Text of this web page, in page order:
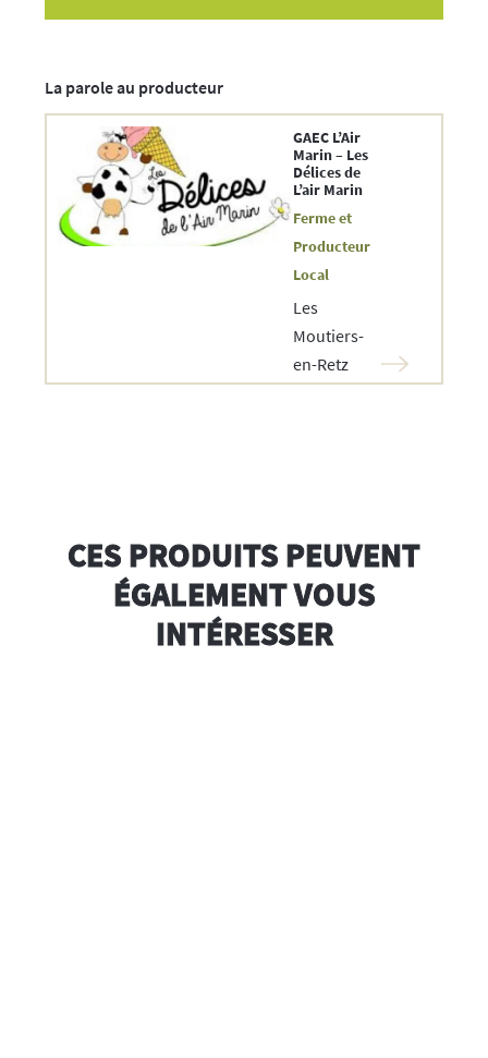
La parole au producteur
GAEC L’Air
Marin – Les
Délices de
L’air Marin
Ferme et
Producteur
Local
Les
Moutiers-
en-Retz
CES PRODUITS PEUVENT
ÉGALEMENT VOUS
INTÉRESSER